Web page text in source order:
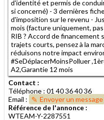
d'identité et permis de
si concerné) - 3 dernières
d'imposition sur le revenu -
mois (facture uniquement,
RIB ? Accord de financement
trajets courts, pensez à la
réduisons notre impact
#SeDéplacerMoinsPolluer
A2,Garantie 12 mois
Contact :
Téléphone : 01 40 36 40 36
Email :
Envoyer un message
Référence de l'annonce :
WTEAM-Y-2287551